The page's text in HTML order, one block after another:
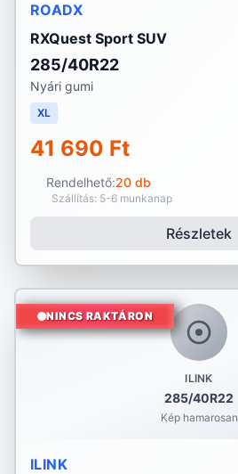
ROADX
RXQuest Sport SUV
285/40R22
Nyári gumi
XL
41 690 Ft
Rendelhető:20 db
Szállítás: 5-6 munkanap
Részletek
ILINK
285/40R22
Kép hamarosan
NINCS RAKTÁRON
ILINK